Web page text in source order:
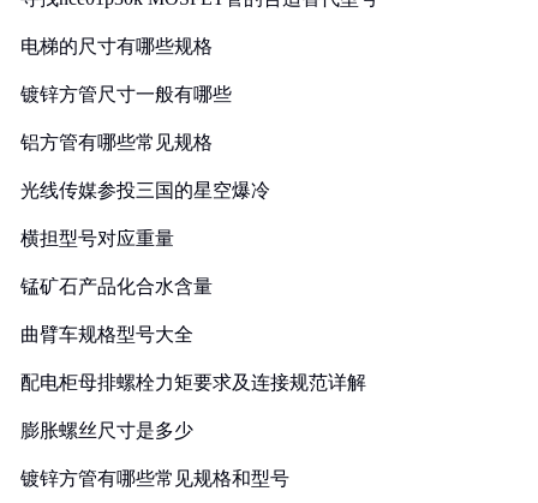
电梯的尺寸有哪些规格
镀锌方管尺寸一般有哪些
铝方管有哪些常见规格
光线传媒参投三国的星空爆冷
横担型号对应重量
锰矿石产品化合水含量
曲臂车规格型号大全
配电柜母排螺栓力矩要求及连接规范详解
膨胀螺丝尺寸是多少
镀锌方管有哪些常见规格和型号